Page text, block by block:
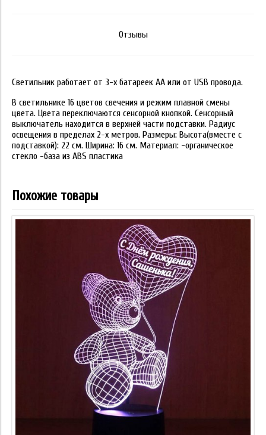
Отзывы
Светильник работает от 3-х батареек АА или от USB провода.
В светильнике 16 цветов свечения и режим плавной смены
цвета. Цвета переключаются сенсорной кнопкой. Сенсорный
выключатель находится в верхней части подставки. Радиус
освещения в пределах 2-х метров. Размеры: Высота(вместе с
подставкой): 22 см. Ширина: 16 см. Материал: -органическое
стекло -база из ABS пластика
Похожие товары